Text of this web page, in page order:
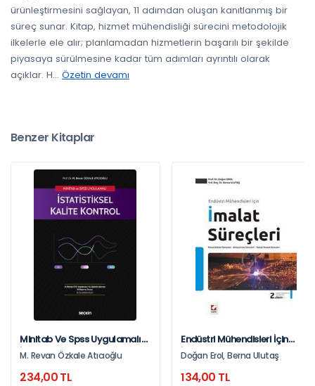
ürünleştirmesini sağlayan, 11 adımdan oluşan kanıtlanmış bir
süreç sunar. Kitap, hizmet mühendisliği sürecini metodolojik
ilkelerle ele alır; planlamadan hizmetlerin başarılı bir şekilde
piyasaya sürülmesine kadar tüm adımları ayrıntılı olarak
açıklar. H... Özetin devamı
Benzer Kitaplar
Minitab Ve Spss Uygulamalı
İstatistiksel Kalite Kontrol
M. Revan Özkale Atıcıoğlu
234,00 TL
Endüstri Mühendisleri İçin
İmalat Süreçleri Metal Döküm
Süreçleri – Birleştirme
Süreçleri – Talaşlı İmalat
Doğan Erol, Berna Ulutaş
134,00 TL